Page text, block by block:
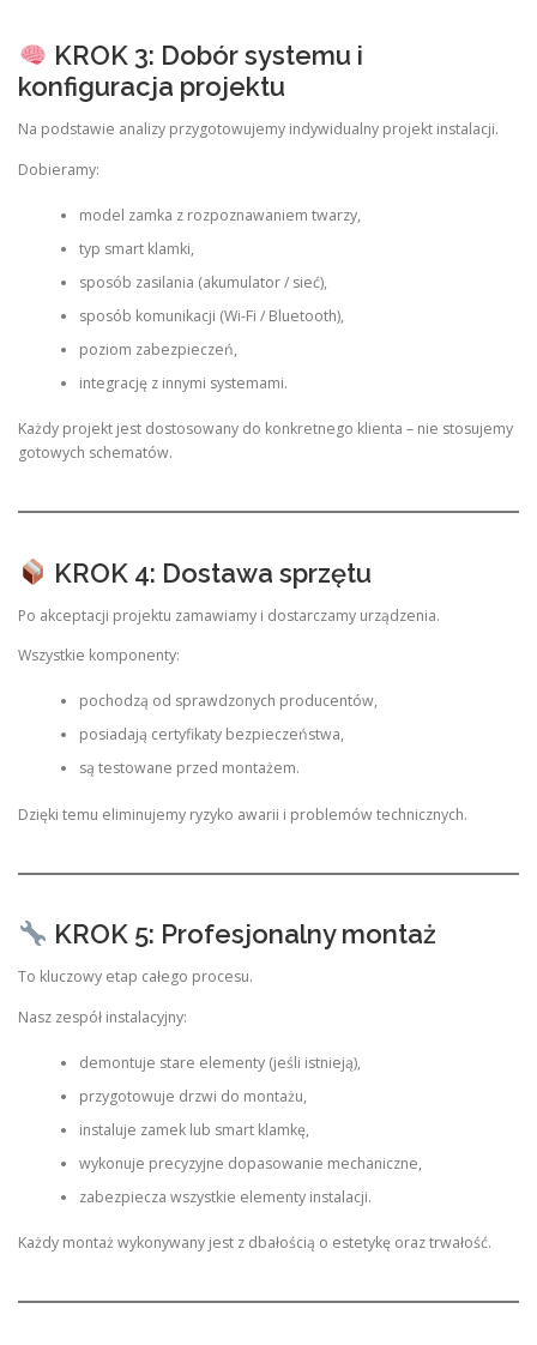
KROK 3: Dobór systemu i
konfiguracja projektu
Na podstawie analizy przygotowujemy indywidualny projekt instalacji.
Dobieramy:
model zamka z rozpoznawaniem twarzy,
typ smart klamki,
sposób zasilania (akumulator / sieć),
sposób komunikacji (Wi-Fi / Bluetooth),
poziom zabezpieczeń,
integrację z innymi systemami.
Każdy projekt jest dostosowany do konkretnego klienta – nie stosujemy
gotowych schematów.
KROK 4: Dostawa sprzętu
Po akceptacji projektu zamawiamy i dostarczamy urządzenia.
Wszystkie komponenty:
pochodzą od sprawdzonych producentów,
posiadają certyfikaty bezpieczeństwa,
są testowane przed montażem.
Dzięki temu eliminujemy ryzyko awarii i problemów technicznych.
KROK 5: Profesjonalny montaż
To kluczowy etap całego procesu.
Nasz zespół instalacyjny:
demontuje stare elementy (jeśli istnieją),
przygotowuje drzwi do montażu,
instaluje zamek lub smart klamkę,
wykonuje precyzyjne dopasowanie mechaniczne,
zabezpiecza wszystkie elementy instalacji.
Każdy montaż wykonywany jest z dbałością o estetykę oraz trwałość.